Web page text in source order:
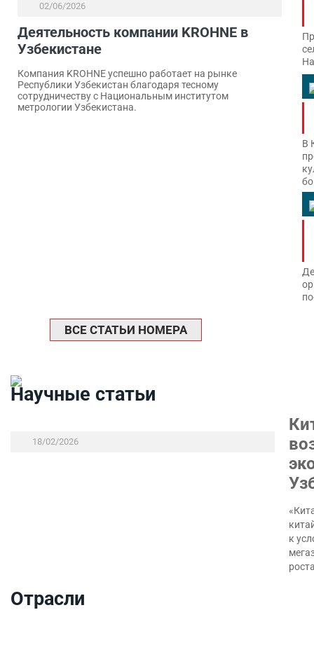
02/06/2026
Деятельность компании KROHNE в
Узбекистане
Компания KROHNE успешно работает на рынке
Республики Узбекистан благодаря тесному
сотрудничеству с Национальным институтом
метрологии Узбекистана.
В
ВСЕ СТАТЬИ НОМЕРА
Научные статьи
18/02/2026
к
Отрасли